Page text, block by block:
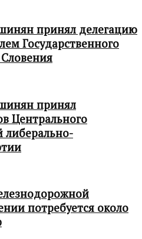
принял делегацию
Государственного
принял
Центрального
либерально-
потребуется около